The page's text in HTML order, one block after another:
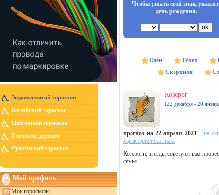
Зодиакальный гороскоп
Китайский гороскоп
Цветочный гороскоп
Гороскоп друидов
Рунический гороскоп
Мой профиль
Мои гороскопы
Чтобы узнать свой знак,
день рождения.
Овен Телец
Скорпион
Козерог
(22 декабря - 20
прогноз на 22 апреля 2021
на
характеристика знака
Козероги, звёзды советуют вам
семье.